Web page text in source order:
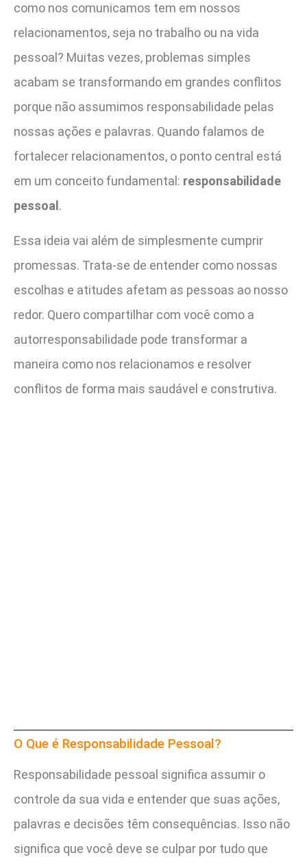
como nos comunicamos tem em nossos
relacionamentos, seja no trabalho ou na vida
pessoal? Muitas vezes, problemas simples
acabam se transformando em grandes conflitos
porque não assumimos responsabilidade pelas
nossas ações e palavras. Quando falamos de
fortalecer relacionamentos, o ponto central está
em um conceito fundamental: responsabilidade
pessoal .
Essa ideia vai além de simplesmente cumprir
promessas. Trata-se de entender como nossas
escolhas e atitudes afetam as pessoas ao nosso
redor. Quero compartilhar com você como a
autorresponsabilidade pode transformar a
maneira como nos relacionamos e resolver
conflitos de forma mais saudável e construtiva.
O Que é Responsabilidade Pessoal?
Responsabilidade pessoal significa assumir o
controle da sua vida e entender que suas ações,
palavras e decisões têm consequências. Isso não
significa que você deve se culpar por tudo que